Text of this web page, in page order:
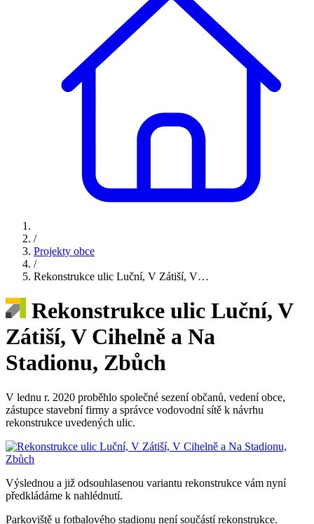
/
Projekty obce
/
Rekonstrukce ulic Luční, V Zátiší, V…
Rekonstrukce ulic Luční, V
Zátiší, V Cihelně a Na
Stadionu, Zbůch
V lednu r. 2020 proběhlo společné sezení občanů, vedení obce,
zástupce stavební firmy a správce vodovodní sítě k návrhu
rekonstrukce uvedených ulic.
Výslednou a již odsouhlasenou variantu rekonstrukce vám nyní
předkládáme k nahlédnutí.
Parkoviště u fotbalového stadionu není součástí rekonstrukce.